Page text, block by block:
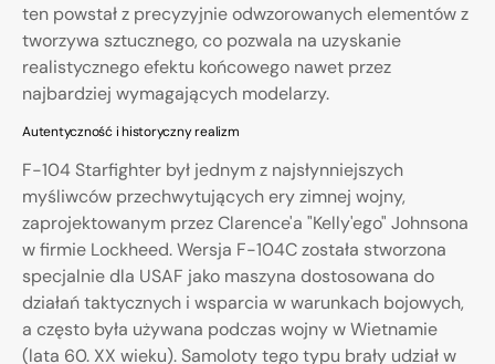
ten powstał z precyzyjnie odwzorowanych elementów z
tworzywa sztucznego, co pozwala na uzyskanie
realistycznego efektu końcowego nawet przez
najbardziej wymagających modelarzy.
Autentyczność i historyczny realizm
F-104 Starfighter był jednym z najsłynniejszych
myśliwców przechwytujących ery zimnej wojny,
zaprojektowanym przez Clarence'a "Kelly'ego" Johnsona
w firmie Lockheed. Wersja F-104C została stworzona
specjalnie dla USAF jako maszyna dostosowana do
działań taktycznych i wsparcia w warunkach bojowych,
a często była używana podczas wojny w Wietnamie
(lata 60. XX wieku). Samoloty tego typu brały udział w